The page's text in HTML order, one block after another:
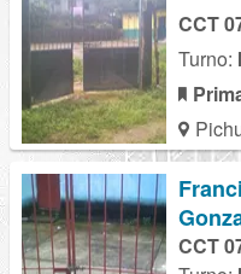
CCT
Turno:
CCT